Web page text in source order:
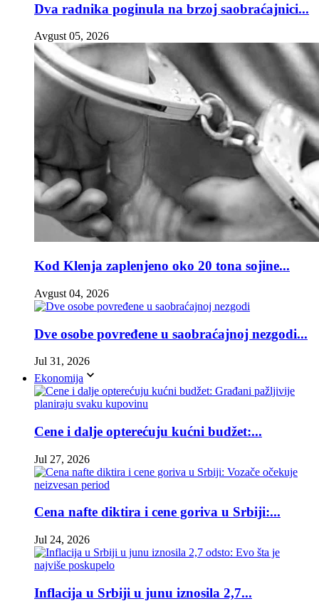
Dva radnika poginula na brzoj saobraćajnici...
Avgust 05, 2026
Kod Klenja zaplenjeno oko 20 tona sojine...
Avgust 04, 2026
Dve osobe povređene u saobraćajnoj nezgodi...
Jul 31, 2026
Ekonomija
Cene i dalje opterećuju kućni budžet:...
Jul 27, 2026
Cena nafte diktira i cene goriva u Srbiji:...
Jul 24, 2026
Inflacija u Srbiji u junu iznosila 2,7...